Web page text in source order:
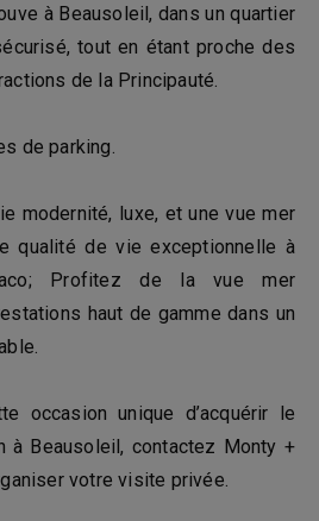
à Beausoleil, dans un quartier
tout en étant proche des
de la Principauté.
de parking.
modernité, luxe, et une vue mer
qualité de vie exceptionnelle à
Profitez de la vue mer
haut de gamme dans un
occasion unique d’acquérir le
à Beausoleil, contactez Monty +
votre visite privée.